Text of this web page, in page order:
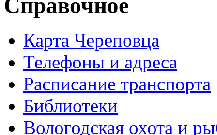
Справочное
Карта Череповца
Телефоны и адреса
Расписание транспорта
Библиотеки
Вологодская охота и